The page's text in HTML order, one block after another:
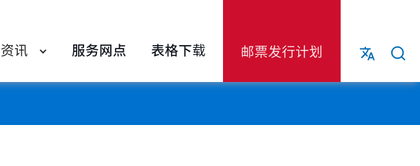
讯 服务网点 表格下载 邮票发行计划